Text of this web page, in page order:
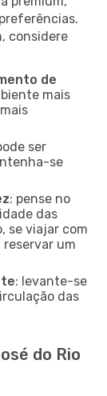
considere
de
mais
ser
se
: pense no
das
se viajar com
reservar um
: levante-se
das
do Rio